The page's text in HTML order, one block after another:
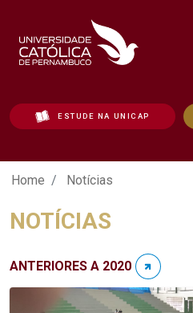
ESTUDE NA UNICAP
Notícias - Unicap
Home Notícias
NOTÍCIAS
ANTERIORES A 2020